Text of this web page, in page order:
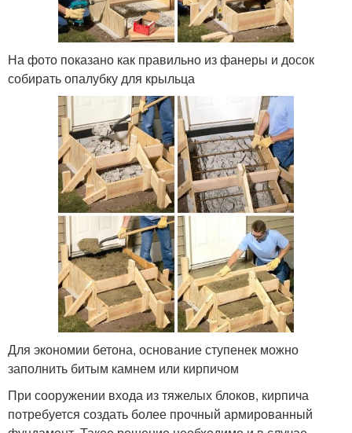
На фото показано как правильно из фанеры и досок
собирать опалубку для крыльца
Для экономии бетона, основание ступенек можно
заполнить битым камнем или кирпичом
При сооружении входа из тяжелых блоков, кирпича
потребуется создать более прочный армированный